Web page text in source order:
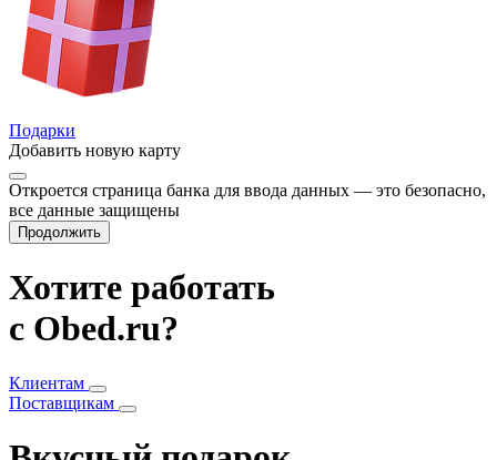
Подарки
Добавить новую карту
Откроется страница банка для ввода данных — это безопасно,
все данные защищены
Продолжить
Хотите работать
с Obed.ru?
Клиентам
Поставщикам